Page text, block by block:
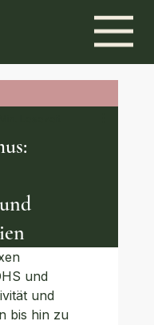
und
und
bis hin zu